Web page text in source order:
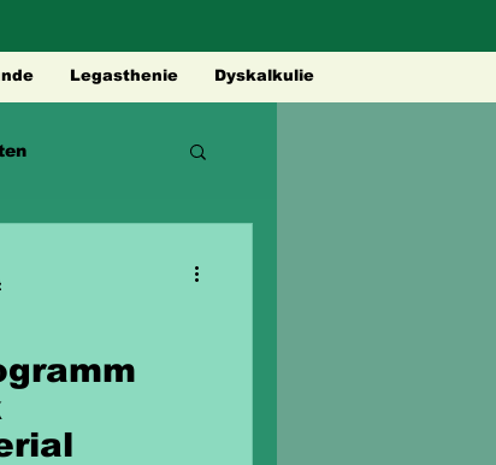
Legasthenie Dyskalkulie